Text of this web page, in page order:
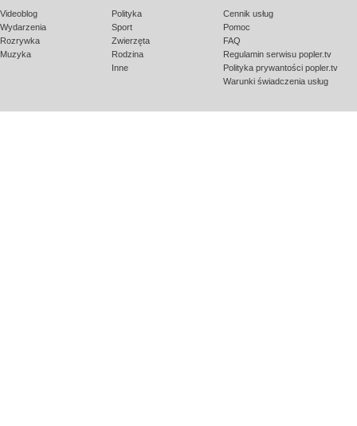
Videoblog
Wydarzenia
Rozrywka
Muzyka
Polityka
Sport
Zwierzęta
Rodzina
Inne
Cennik usług
Pomoc
FAQ
Regulamin serwisu popler.tv
Polityka prywantości popler.tv
Warunki świadczenia usług